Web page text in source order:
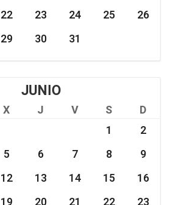
22 23 24 25
26
29 30 31
JUNIO
X J V S
D
1
2
5 6 7 8
9
12 13 14 15
16